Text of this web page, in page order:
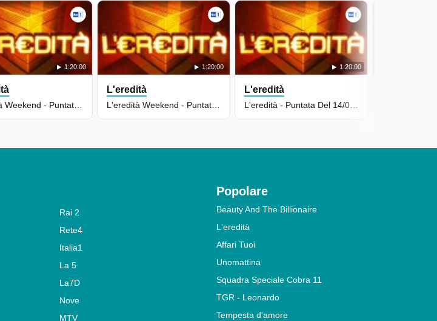
1:20:00 1:20:00
L'eredità
1:20:00
L'eredità
Rai 2
Rete4
Italia1
La 5
La7D
Nove
MTV
Popolare
Beauty And The Billionaire
L'eredità
Affari Tuoi
Unomattina
Squadra Speciale Cobra 11
TGR - Leonardo
Tempesta d'amore